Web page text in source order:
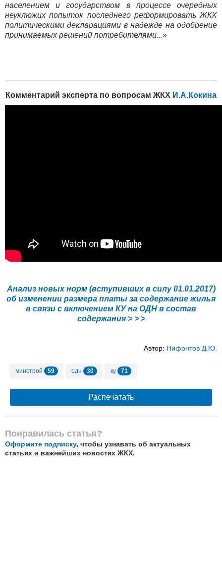
населением и государством в процессе очередных
неуклюжих попыток последнего реформировать ЖКХ
политическими декларациями в надежде на одобрение
принимаемых решений потребителями...»
Комментарий эксперта по вопросам ЖКХ И.А.Кокина
Анализ новых норм (вступивших в силу 01.01.2017)
об изменении размера платы за содержание жилья
в связи с включением КУ на ОДН в состав
содержания > > >
Автор: Нифонтов Д.Ю.
минстрой 59 одн 30 ку 71
Распечатать
Понравилась статья?
Оформите подписку, чтобы узнавать об актуальных
статьях и важнейших новостях ЖКХ.